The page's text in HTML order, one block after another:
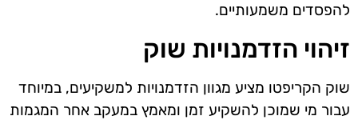
להפסדים משמעותיים.
זיהוי הזדמנויות שוק
שוק הקריפטו מציע מגוון הזדמנויות למשקיעים, במיוחד
עבור מי שמוכן להשקיע זמן ומאמץ במעקב אחר המגמות